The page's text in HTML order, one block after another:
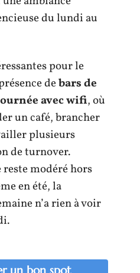
du lundi au
pour le
debars de
avec wifi, où
un café, brancher
plusieurs
de turnover.
modéré hors
en été, la
n’a rien à voir
un bon spot